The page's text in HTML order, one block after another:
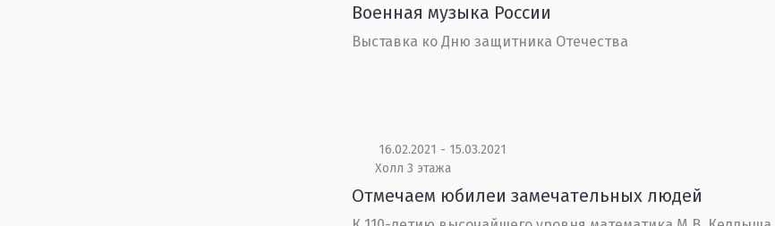
Военная музыка России
Выставка ко Дню защитника Отечества
16.02.2021 - 15.03.2021
Холл 3 этажа
Отмечаем юбилеи замечательных людей